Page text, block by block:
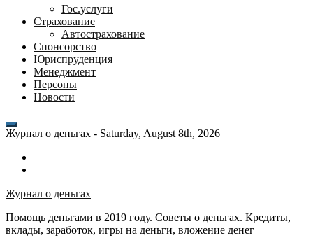
Гос.услуги
Страхование
Автострахование
Спонсорство
Юриспруденция
Менеджмент
Персоны
Новости
Журнал о деньгах - Saturday, August 8th, 2026
банка
24
для
взять
WebMoney?
Журнал о деньгах
Помощь деньгами в 2019 году. Советы о деньгах. Кредиты,
вклады, заработок, игры на деньги, вложение денег